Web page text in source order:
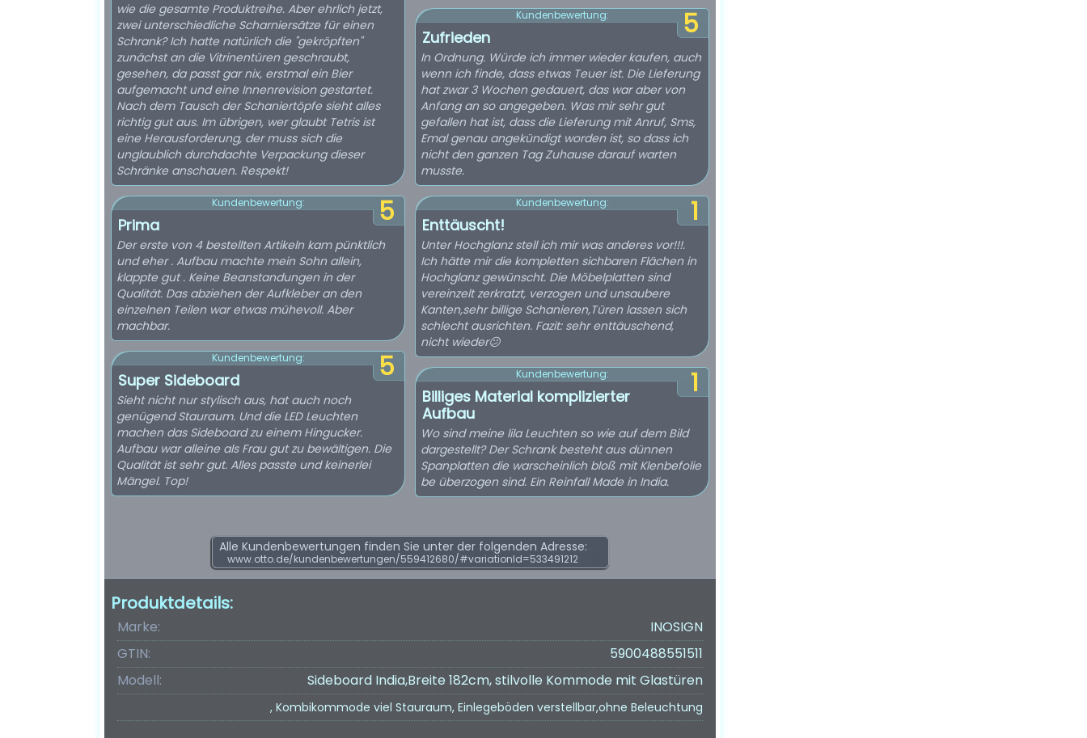
wie die gesamte Produktreihe. Aber ehrlich jetzt,
zwei unterschiedliche Scharniersätze für einen
Schrank? Ich hatte natürlich die "gekröpften"
zunächst an die Vitrinentüren geschraubt,
gesehen, da passt gar nix, erstmal ein Bier
aufgemacht und eine Innenrevision gestartet.
Nach dem Tausch der Schaniertöpfe sieht alles
richtig gut aus. Im übrigen, wer glaubt Tetris ist
eine Herausforderung, der muss sich die
unglaublich durchdachte Verpackung dieser
Schränke anschauen. Respekt!
5
Kundenbewertung:
Prima
Der erste von 4 bestellten Artikeln kam pünktlich
und eher . Aufbau machte mein Sohn allein,
klappte gut . Keine Beanstandungen in der
Qualität. Das abziehen der Aufkleber an den
einzelnen Teilen war etwas mühevoll. Aber
machbar.
5
Kundenbewertung:
Super Sideboard
Sieht nicht nur stylisch aus, hat auch noch
genügend Stauraum. Und die LED Leuchten
machen das Sideboard zu einem Hingucker.
Aufbau war alleine als Frau gut zu bewältigen. Die
Qualität ist sehr gut. Alles passte und keinerlei
Mängel. Top!
5
Kundenbewertung:
Zufrieden
In Ordnung. Würde ich immer wieder kaufen, auch
wenn ich finde, dass etwas Teuer ist. Die Lieferung
hat zwar 3 Wochen gedauert, das war aber von
Anfang an so angegeben. Was mir sehr gut
gefallen hat ist, dass die Lieferung mit Anruf, Sms,
Emal genau angekündigt worden ist, so dass ich
nicht den ganzen Tag Zuhause darauf warten
musste.
1
Kundenbewertung:
Enttäuscht!
Unter Hochglanz stell ich mir was anderes vor!!!.
Ich hätte mir die kompletten sichbaren Flächen in
Hochglanz gewünscht. Die Möbelplatten sind
vereinzelt zerkratzt, verzogen und unsaubere
Kanten,sehr billige Schanieren,Türen lassen sich
schlecht ausrichten. Fazit: sehr enttäuschend,
nicht wieder😕
1
Kundenbewertung:
Billiges Material komplizierter
Aufbau
Wo sind meine lila Leuchten so wie auf dem Bild
dargestellt? Der Schrank besteht aus dünnen
Spanplatten die warscheinlich bloß mit Klenbefolie
be überzogen sind. Ein Reinfall Made in India.
Alle Kundenbewertungen finden Sie unter der folgenden Adresse:
www.otto.de/kundenbewertungen/559412680/#variationId=533491212
Produktdetails:
Marke:
INOSIGN
GTIN:
5900488551511
Modell:
Sideboard India,Breite 182cm, stilvolle Kommode mit Glastüren
, Kombikommode viel Stauraum, Einlegeböden verstellbar,ohne Beleuchtung